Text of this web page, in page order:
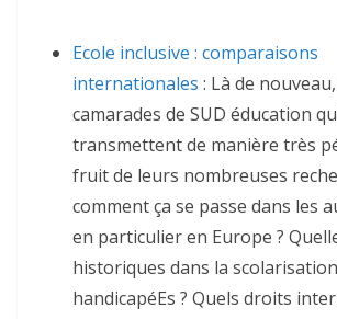
Ecole inclusive : comparaisons
internationales : Là de
camarades de SUD éducation
transmettent de manière très
fruit de leurs nombreuses
comment ça se passe dans les
en particulier en Europe ?
historiques dans la
handicapéEs ? Quels droits